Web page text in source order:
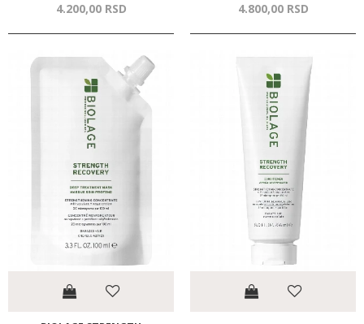
4.200,00 RSD 4.800,00 RSD